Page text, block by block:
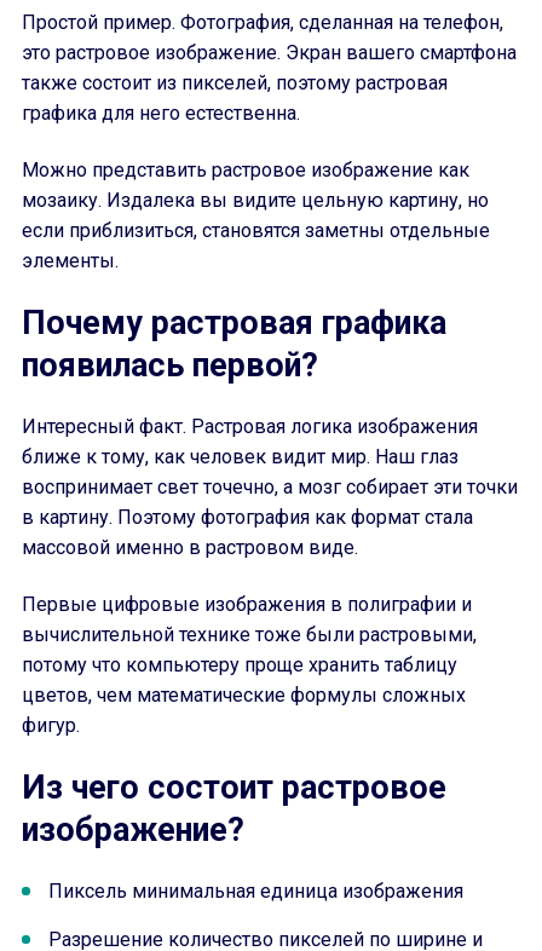
Простой пример. Фотография, сделанная на телефон,
это растровое изображение. Экран вашего смартфона
также состоит из пикселей, поэтому растровая
графика для него естественна.
Можно представить растровое изображение как
мозаику. Издалека вы видите цельную картину, но
если приблизиться, становятся заметны отдельные
элементы.
Почему растровая графика
появилась первой?
Интересный факт. Растровая логика изображения
ближе к тому, как человек видит мир. Наш глаз
воспринимает свет точечно, а мозг собирает эти точки
в картину. Поэтому фотография как формат стала
массовой именно в растровом виде.
Первые цифровые изображения в полиграфии и
вычислительной технике тоже были растровыми,
потому что компьютеру проще хранить таблицу
цветов, чем математические формулы сложных
фигур.
Из чего состоит растровое
изображение?
Пиксель минимальная единица изображения
Разрешение количество пикселей по ширине и